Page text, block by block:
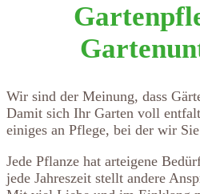
Wir sind der Meinung, dass
Damit sich Ihr Garten voll
einiges an Pflege, bei der wir
Jede Pflanze hat arteigene
jede Jahreszeit stellt andere